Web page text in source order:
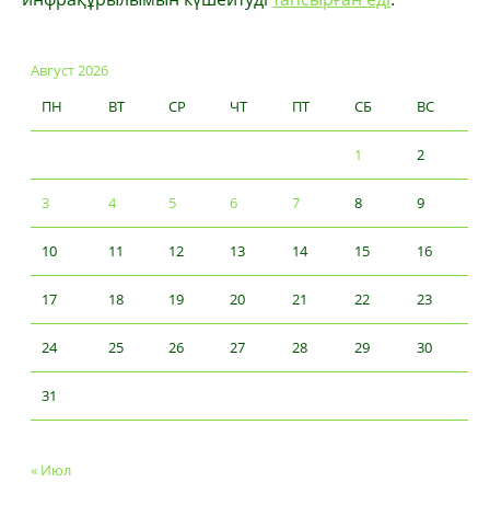
Август 2026
ПН
ВТ СР ЧТ ПТ СБ ВС
1 2
3 4 5 6 7 8 9
10 11 12 13 14 15 16
17 18 19 20 21 22 23
24 25 26 27 28 29 30
31
« Июл